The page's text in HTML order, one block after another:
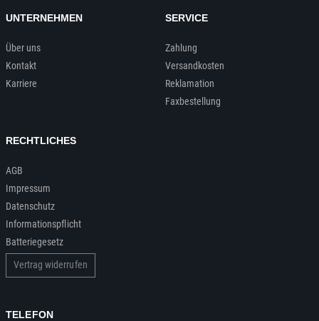
UNTERNEHMEN
Über uns
Kontakt
Karriere
SERVICE
Zahlung
Versandkosten
Reklamation
Faxbestellung
RECHTLICHES
AGB
Impressum
Datenschutz
Informationspflicht
Batteriegesetz
Vertrag widerrufen
TELEFON